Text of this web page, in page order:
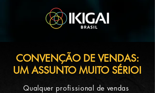
CONVENÇÃO DE VENDAS:
UM ASSUNTO MUITO SÉRIO!
Qualquer profissional de vendas